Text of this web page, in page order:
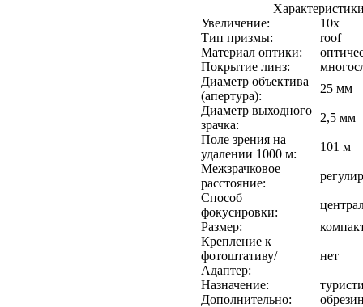
Увеличение:
10x
Тип призмы:
roof
Материал оптики:
Покрытие линз:
Диаметр объектива
(апертура):
25 мм
Диаметр выходного
зрачка:
2,5 мм
Поле зрения на
удалении 1000 м:
101 м
Межзрачковое
расстояние:
Способ
фокусировки:
Размер:
Крепление к
фотоштативу/
Адаптер:
нет
Назначение:
Дополнительно: